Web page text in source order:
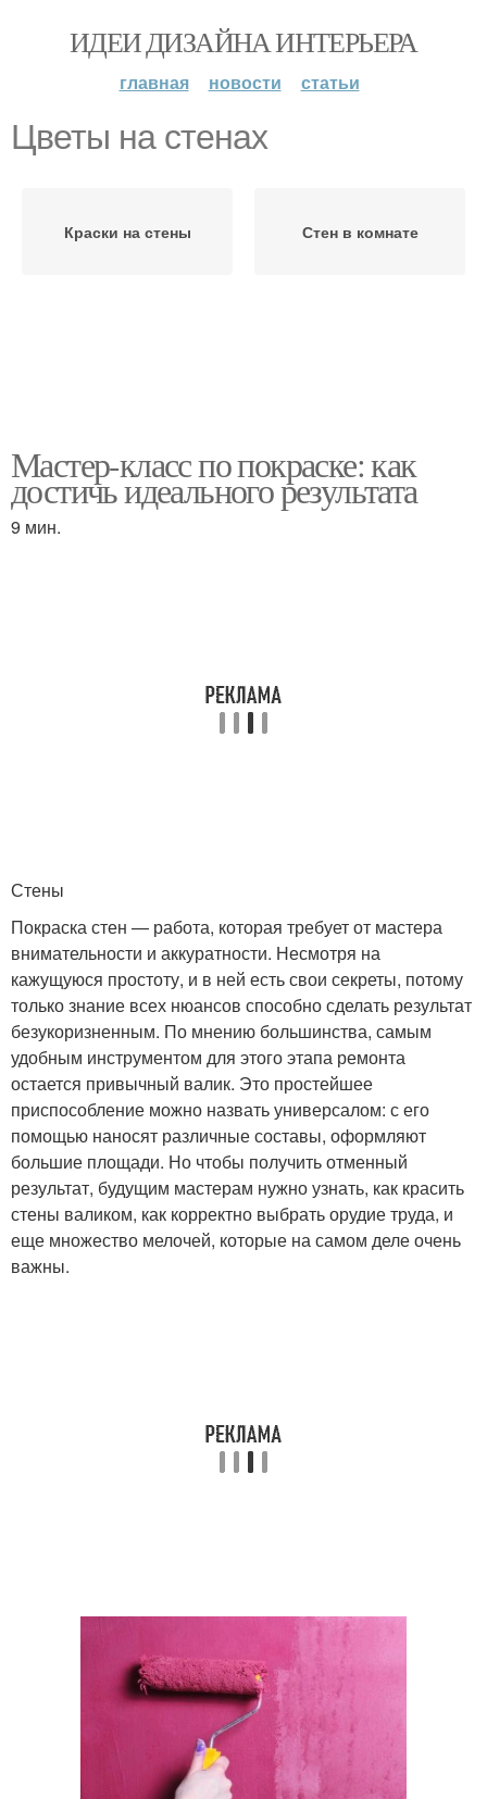
ИДЕИ ДИЗАЙНА ИНТЕРЬЕРА
главная новости статьи
Цветы на стенах
Краски на стены Стен в комнате
Мастер-класс по покраске: как
достичь идеального результата
9 мин.
Стены
Покраска стен — работа, которая требует от мастера
внимательности и аккуратности. Несмотря на
кажущуюся простоту, и в ней есть свои секреты, потому
только знание всех нюансов способно сделать результат
безукоризненным. По мнению большинства, самым
удобным инструментом для этого этапа ремонта
остается привычный валик. Это простейшее
приспособление можно назвать универсалом: с его
помощью наносят различные составы, оформляют
большие площади. Но чтобы получить отменный
результат, будущим мастерам нужно узнать, как красить
стены валиком, как корректно выбрать орудие труда, и
еще множество мелочей, которые на самом деле очень
важны.